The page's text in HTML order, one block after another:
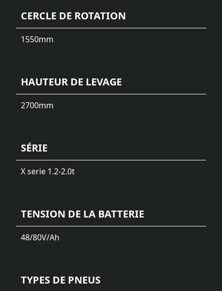
CERCLE DE ROTATION
1550mm
HAUTEUR DE LEVAGE
2700mm
SÉRIE
X serie 1.2-2.0t
TENSION DE LA BATTERIE
48/80V/Ah
TYPES DE PNEUS